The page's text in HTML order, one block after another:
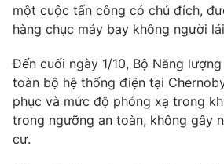
VTV9 VTV8
Liên hệ tòa soạn English
một cuộc tấn công có chủ đích,
hàng chục máy bay không người
Đến cuối ngày 1/10, Bộ Năng
toàn bộ hệ thống điện tại
phục và mức độ phóng xạ trong
trong ngưỡng an toàn, không gây
cư.